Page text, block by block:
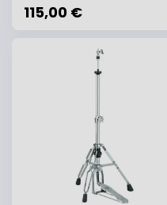
115,00 €